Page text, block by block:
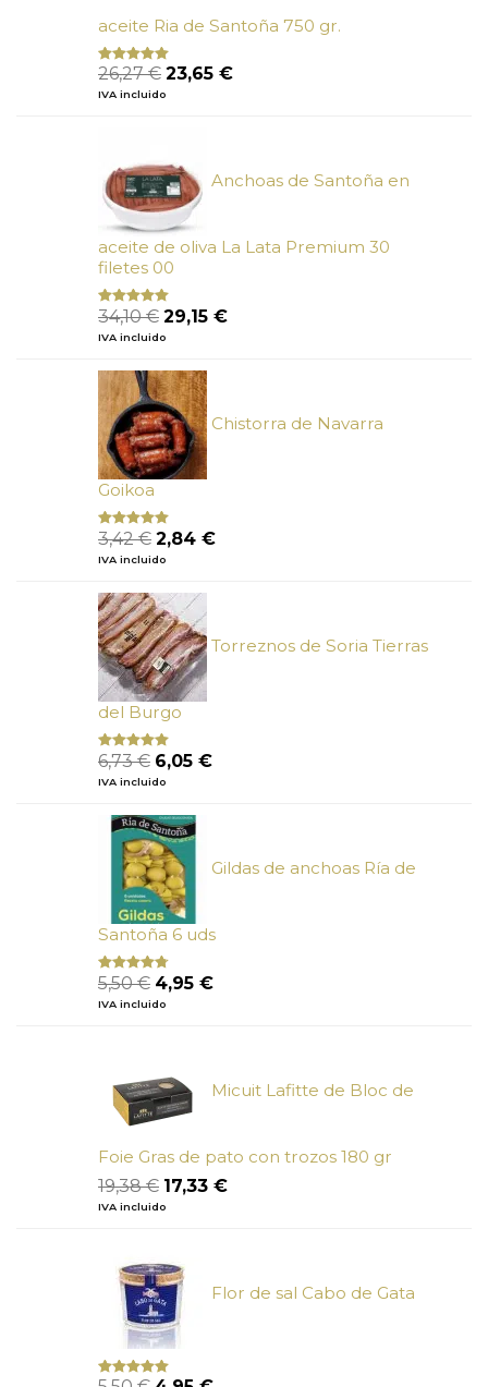
aceite Ria de Santoña 750 gr.
Valorado
con
5
26,27€ El
precio
23,65 €El
IVA incluido
Anchoas de Santoña en
aceite de oliva La Lata Premium 30
filetes 00
Valorado
con
de 5
34,10€ El
precio
era:
34,10 €.
29,15 €El
IVA incluido
Chistorra de Navarra
Goikoa
Valorado
con
de 5
3,42€ El
precio
era:
3,42 €.
2,84 €El
IVA incluido
Torreznos de Soria Tierras
del Burgo
Valorado
con
de
5
6,73€ El
precio
era:
6,73 €.
6,05 €El
IVA incluido
Gildas de anchoas Ría de
Santoña 6 uds
Valorado
con
de 5
5,50€ El
precio
4,95 €El
IVA incluido
Micuit Lafitte de Bloc de
Foie Gras de pato con trozos 180 gr
19,38€ El
precio
19,38 €.
17,33 €El
IVA incluido
Flor de sal Cabo de Gata
El El